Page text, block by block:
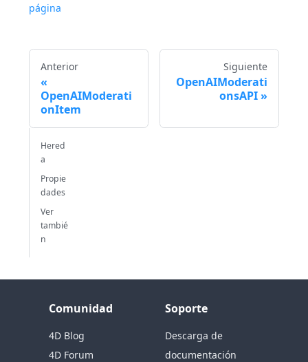
página
Anterior
OpenAIModerati
onItem
Siguiente
OpenAIModerati
onsAPI
Hered
a
Propie
dades
Ver
tambié
n
Comunidad
4D Blog
4D Forum
Soporte
Descarga de
documentación